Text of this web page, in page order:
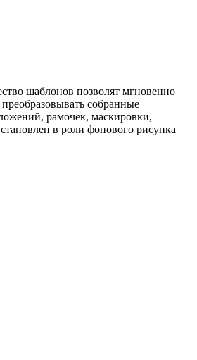
шаблонов позволят мгновенно
собранные
рамочек, маскировки,
в роли фонового рисунка